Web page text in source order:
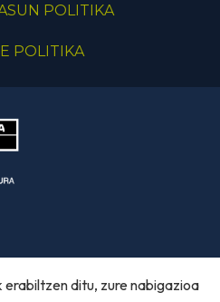
POLITIKA
POLITIKA
ditu, zure nabigazioa